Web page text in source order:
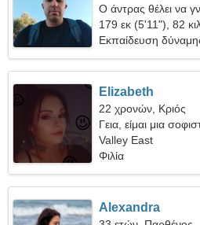
Ο άντρας θέλει να
179 εκ (5'11"), 82
Εκπαίδευση
Elizabeth
22 χρονών, Κριός
Γεια, είμαι μια
Valley East
Φιλία
Alexandra